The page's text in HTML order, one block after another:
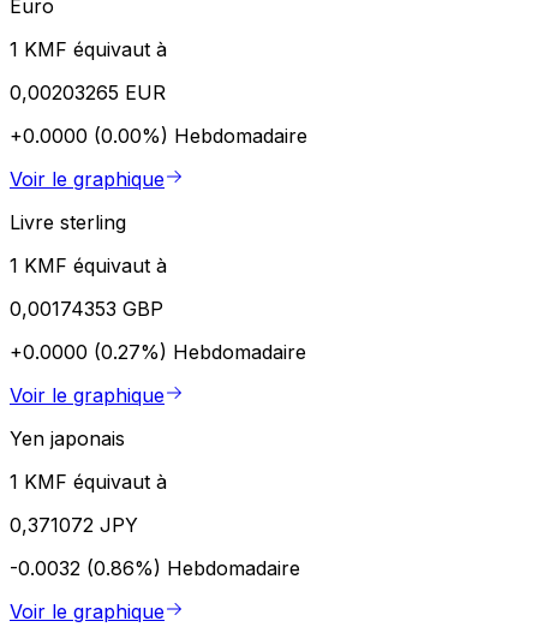
Euro
1 KMF équivaut à
0,00203265 EUR
+0.0000 (0.00%) Hebdomadaire
Voir le graphique
Livre sterling
1 KMF équivaut à
0,00174353 GBP
+0.0000 (0.27%) Hebdomadaire
Voir le graphique
Yen japonais
1 KMF équivaut à
0,371072 JPY
-0.0032 (0.86%) Hebdomadaire
Voir le graphique